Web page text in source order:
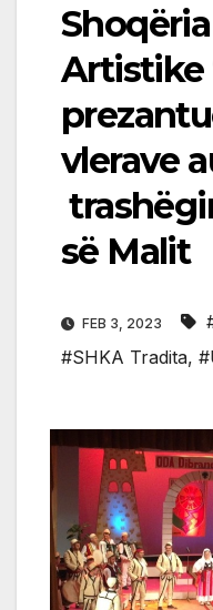
Artistike
vlerave
së Malit
FEB 3, 2023
#SHKA Tradita,